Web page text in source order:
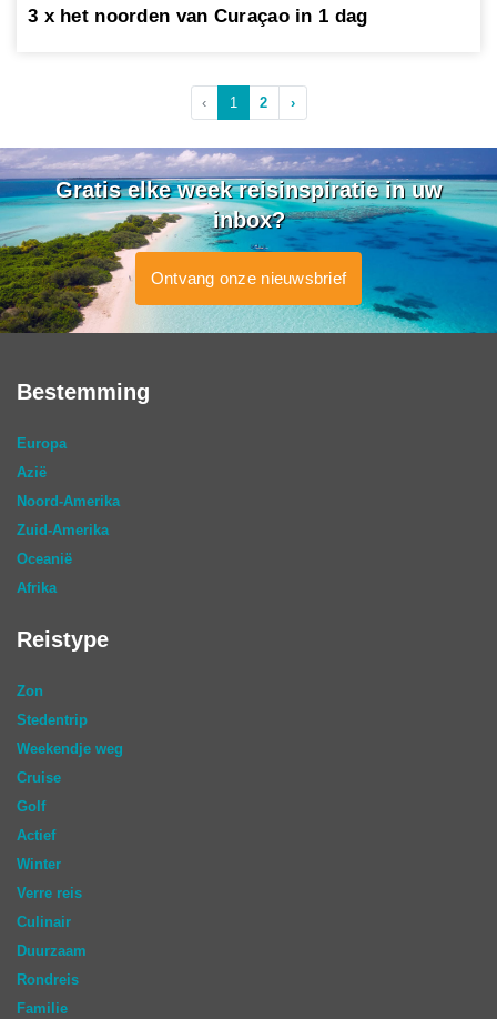
3 x het noorden van Curaçao in 1 dag
‹ 1 2 ›
Gratis elke week reisinspiratie in uw
inbox?
Ontvang onze nieuwsbrief
Bestemming
Europa
Azië
Noord-Amerika
Zuid-Amerika
Oceanië
Afrika
Reistype
Zon
Stedentrip
Weekendje weg
Cruise
Golf
Actief
Winter
Verre reis
Culinair
Duurzaam
Rondreis
Familie